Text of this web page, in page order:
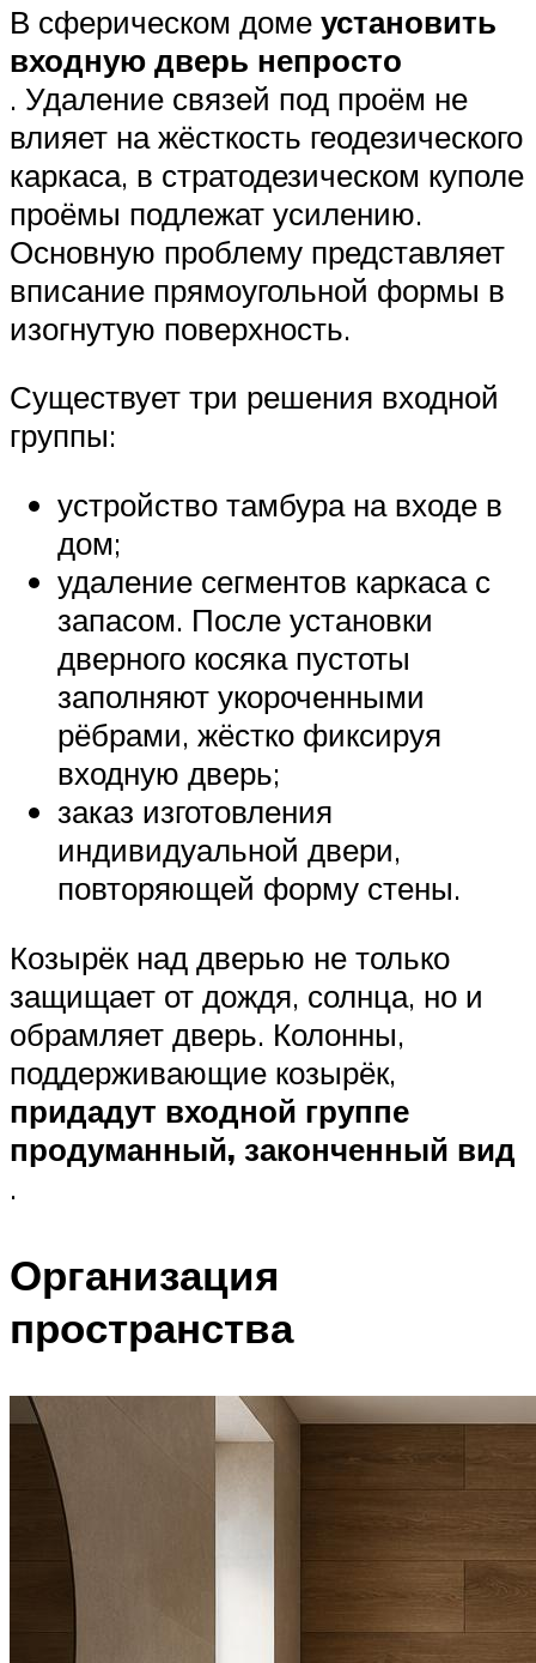
В сферическом доме установить
входную дверь непросто
. Удаление связей под проём не
влияет на жёсткость геодезического
каркаса, в стратодезическом куполе
проёмы подлежат усилению.
Основную проблему представляет
вписание прямоугольной формы в
изогнутую поверхность.
Существует три решения входной
группы:
устройство тамбура на входе в
дом;
удаление сегментов каркаса с
запасом. После установки
дверного косяка пустоты
заполняют укороченными
рёбрами, жёстко фиксируя
входную дверь;
заказ изготовления
индивидуальной двери,
повторяющей форму стены.
Козырёк над дверью не только
защищает от дождя, солнца, но и
обрамляет дверь. Колонны,
поддерживающие козырёк,
придадут входной группе
продуманный, законченный вид
.
Организация
пространства